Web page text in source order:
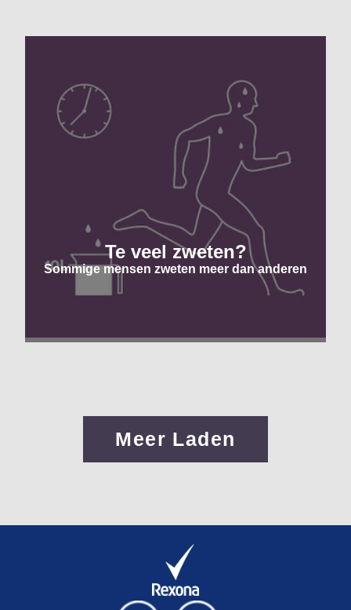
Te veel zweten?
Sommige mensen zweten meer dan anderen
Meer Laden